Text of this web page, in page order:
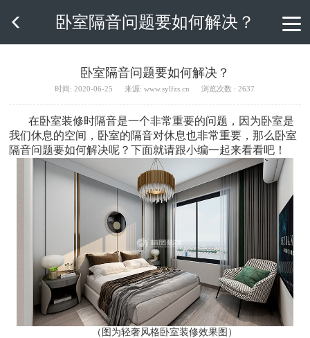
 卧室隔音问题要如何解决？
卧室隔音问题要如何解决？
时间: 2020-06-25 来源: www.sylfzs.cn 浏览次数 : 2637
在卧室装修时隔音是一个非常重要的问题，因为卧室是
我们休息的空间，卧室的隔音对休息也非常重要，那么卧室
隔音问题要如何解决呢？下面就请跟小编一起来看看吧！
（图为轻奢风格卧室装修效果图）